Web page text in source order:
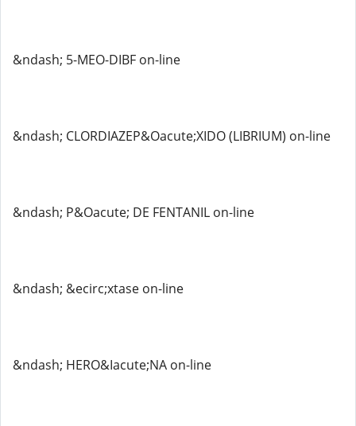
&ndash; 5-MEO-DIBF on-line
&ndash; CLORDIAZEP&Oacute;XIDO (LIBRIUM) on-line
&ndash; P&Oacute; DE FENTANIL on-line
&ndash; &ecirc;xtase on-line
&ndash; HERO&Iacute;NA on-line